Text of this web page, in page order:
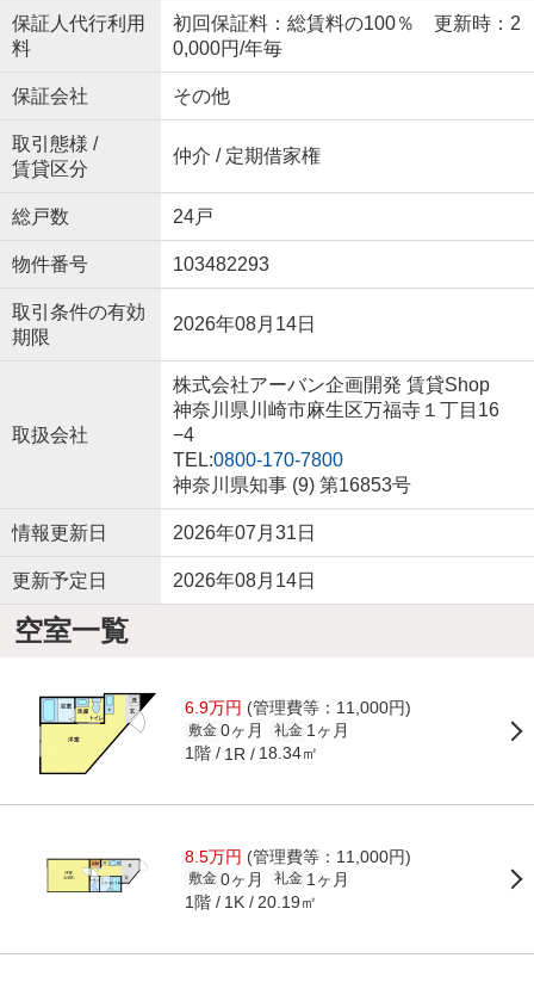
保証人代行利用
料
初回保証料：総賃料の100％ 更新時：2
0,000円/年毎
保証会社 その他
取引態様 /
賃貸区分
仲介 / 定期借家権
総戸数 24戸
物件番号 103482293
取引条件の有効
期限
2026年08月14日
取扱会社
株式会社アーバン企画開発 賃貸Shop
神奈川県川崎市麻生区万福寺１丁目16
−4
TEL:0800-170-7800
神奈川県知事 (9) 第16853号
情報更新日 2026年07月31日
更新予定日 2026年08月14日
空室一覧
6.9万円 (管理費等：11,000円)
敷金 0ヶ月 礼金 1ヶ月
1階 1R 18.34㎡
8.5万円 (管理費等：11,000円)
敷金 0ヶ月 礼金 1ヶ月
1階 1K 20.19㎡